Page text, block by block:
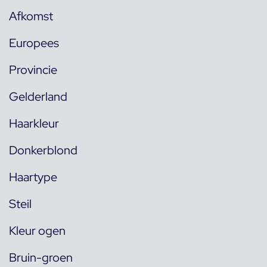
Afkomst
Europees
Provincie
Gelderland
Haarkleur
Donkerblond
Haartype
Steil
Kleur ogen
Bruin-groen